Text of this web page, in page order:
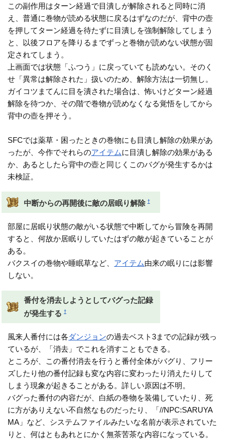
この副作用はターン経過で目潰しが解除されると同時に消
え、普通に巻物が読める状態に戻るはずなのだが、背中の壺
を押してターン経過を待たずに目潰しを強制解除してしまう
と、以後フロアを降りるまでずっと巻物が読めない状態が固
定されてしまう。
上画面では状態「ふつう」に戻っていても読めない。そのく
せ「異常は解除された」扱いのため、解除方法は一切無し。
ガイコツまてんに目を潰された場合は、怖いけどターン経過
解除を待つか、その階で巻物が読めなくなる覚悟をしてから
背中の壺を押そう。
SFCでは薬草・困ったときの巻物にも目潰し解除の効果があ
ったが、今作でそれらのアイテムに目潰し解除の効果がある
か、あるとしたら背中の壺と同じくこのバグが発生するかは
未検証。
中断からの再開後に敵の居眠り解除 †
部屋に居眠り状態の敵がいる状態で中断してから冒険を再開
すると、何故か居眠りしていたはずの敵が起きていることが
ある。
バクスイの巻物や睡眠草など、 アイテム由来の眠りには影響
しない。
番付を消去しようとしてバグった記録
が発生する †
風来人番付には各ダンジョンの過去ベスト3までの記録が残っ
ているが、「消去」でこれを消すこともできる。
ところが、この番付消去を行うと番付全体がバグり、フリー
ズしたり他の番付記録も変な内容に変わったり消えたりして
しまう現象が起きることがある。詳しい原因は不明。
バグった番付の内容だが、白紙の巻物を装備していたり、死
に方がありえない不自然なものだったり、「//NPC:SARUYA
MA」など、システムファイルみたいな名前が表示されていた
りと、何はともあれとにかく無茶苦茶な内容になっている。